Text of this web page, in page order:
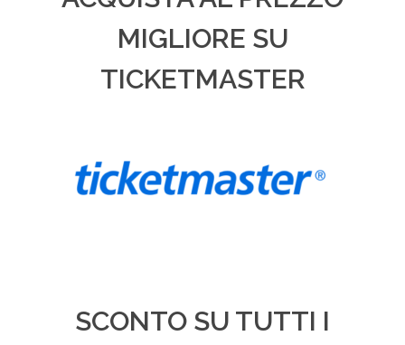
MIGLIORE SU
TICKETMASTER
SCONTO SU TUTTI I